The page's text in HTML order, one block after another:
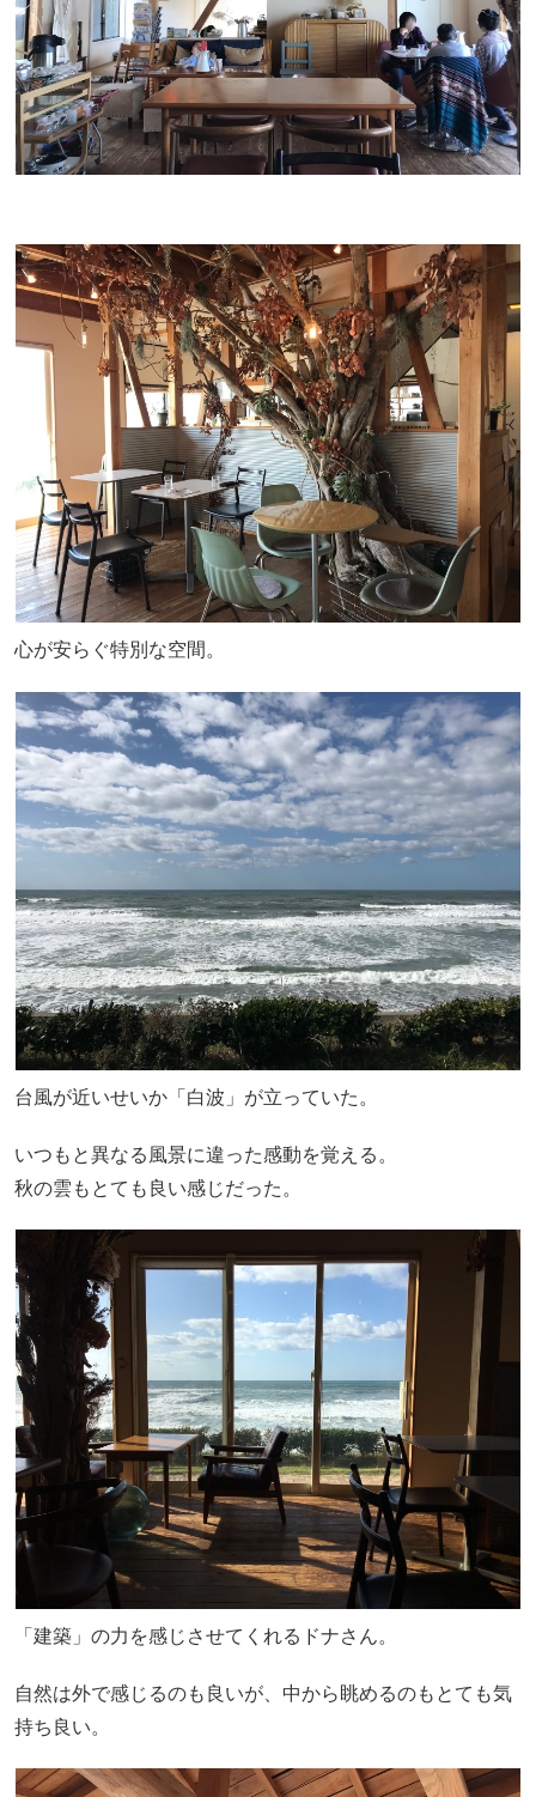
心が安らぐ特別な空間。
台風が近いせいか「白波」が立っていた。
いつもと異なる風景に違った感動を覚える。
秋の雲もとても良い感じだった。
「建築」の力を感じさせてくれるドナさん。
自然は外で感じるのも良いが、中から眺めるのもとても気
持ち良い。